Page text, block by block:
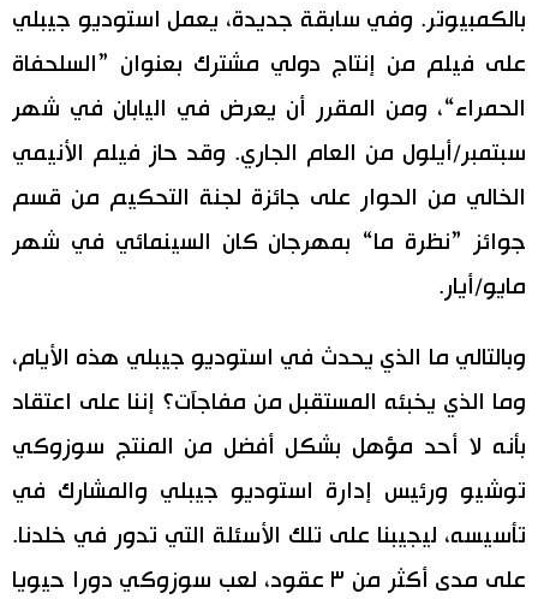
بالكمبيوتر. وفي سابقة جديدة، يعمل استوديو جيبلي
على فيلم من إنتاج دولي مشترك بعنوان ”السلحفاة
الحمراء“، ومن المقرر أن يعرض في اليابان في شهر
سبتمبر/أيلول من العام الجاري. وقد حاز فيلم الأنيمي
الخالي من الحوار على جائزة لجنة التحكيم من قسم
جوائز ”نظرة ما“ بمهرجان كان السينمائي في شهر
مايو/أيار.
وبالتالي ما الذي يحدث في استوديو جيبلي هذه الأيام،
وما الذي يخبئه المستقبل من مفاجآت؟ إننا على اعتقاد
بأنه لا أحد مؤهل بشكل أفضل من المنتج سوزوكي
توشيو ورئيس إدارة استوديو جيبلي والمشارك في
تأسيسه، ليجيبنا على تلك الأسئلة التي تدور في خلدنا.
على مدى أكثر من ٣ عقود، لعب سوزوكي دورا حيويا